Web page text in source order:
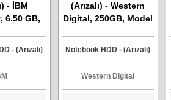
- İBM
6.50 GB,
- (Arızalı)
(Arızalı) - Western
Digital, 250GB, Model
Notebook HDD - (Arızalı)
Western Digital